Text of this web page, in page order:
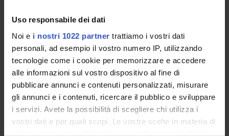
Uso responsabile dei dati
Noi e i nostri 1022 partner trattiamo i vostri dati
personali, ad esempio il vostro numero IP, utilizzando
tecnologie come i cookie per memorizzare e accedere
alle informazioni sul vostro dispositivo al fine di
pubblicare annunci e contenuti personalizzati, misurare
gli annunci e i contenuti, ricercare il pubblico e sviluppare
i servizi. Avete la possibilità di scegliere chi utilizza i
vostri dati e per quali scopi. Le vostre scelte in materia di
privacy sono applicabili solo su questa proprietà digitale
Obiettivi formativi
Sperimentare l'uso dei principali strumenti di valutazione del
paziente afasico e del paziente disartrico
Saper valutare e programmare la il trattamento del paziente
afasico
Saper valutare e programmare la il trattamento del paziente
disartrico
Saper osservare il comportamento comunicativo di pazienti